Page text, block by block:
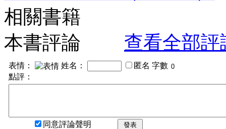
相關書籍
本書評論
查看全部評
表情： 姓名： 匿名 字數
點評：
同意評論聲明 發表